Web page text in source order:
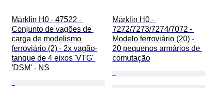
Märklin H0 - 47522 -
Conjunto de vagões de
carga de modelismo
ferroviário (2) - 2x vagão-
tanque de 4 eixos 'VTG'
'DSM' - NS
Märklin H0 -
7272/7273/7274/7072 -
Modelo ferroviário (20) -
20 pequenos armários de
comutação